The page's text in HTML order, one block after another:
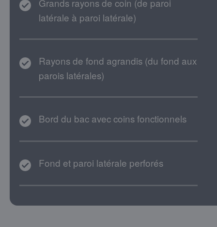
latérale à paroi latérale)
Rayons de fond agrandis (du fond aux
parois latérales)
Bord du bac avec coins fonctionnels
Fond et paroi latérale perforés